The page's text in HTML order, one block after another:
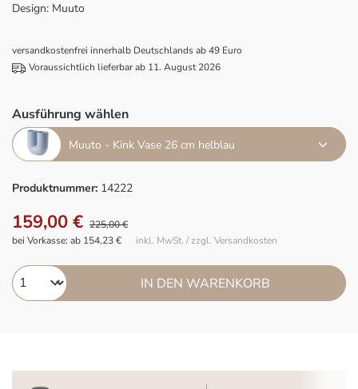
Design: Muuto
versandkostenfrei innerhalb Deutschlands ab 49 Euro
Voraussichtlich lieferbar ab 11. August 2026
Ausführung wählen
Muuto - Kink Vase 26 cm helblau
Produktnummer: 14222
159,00 € 225,00 €
inkl. MwSt. / zzgl. Versandkosten
bei Vorkasse: ab 154,23 €
IN DEN WARENKORB